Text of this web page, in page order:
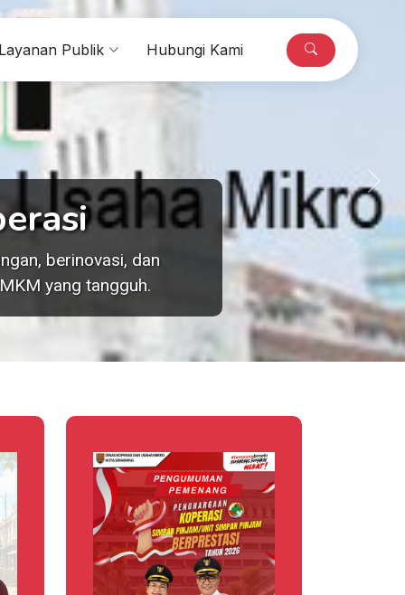
Publik Hubungi Kami
berinovasi, dan
yang tangguh.
Next